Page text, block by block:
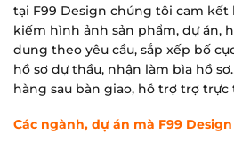
tại F99 Design chúng tôi cam
kiếm hình ảnh sản phẩm, dự án,
dung theo yêu cầu, sắp xếp bố
hồ sơ dự thầu, nhận làm bìa hồ
hàng sau bàn giao, hỗ trợ trợ trực
Các ngành, dự án mà F99